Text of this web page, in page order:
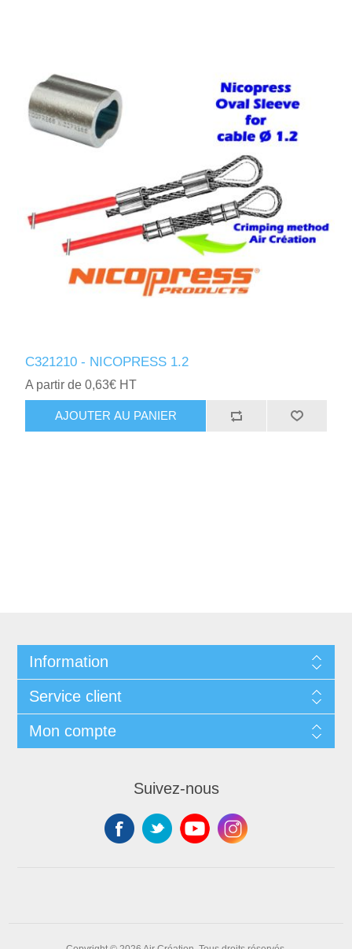
C321210 - NICOPRESS 1.2
A partir de 0,63€ HT
AJOUTER AU PANIER
Information
Service client
Mon compte
Suivez-nous